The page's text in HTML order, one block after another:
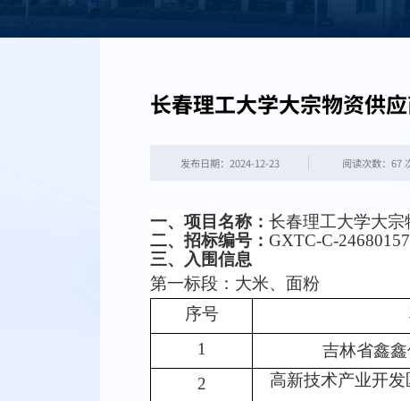
长春理工大学大宗物资供
发布日期：2024-12-23 阅读次数： 67
一、 项目名称： 长春理工大学大宗
二、招标编号： GXTC-C-24680157
三、入围信息
第一标段：大米、面粉
序号
1
吉林省鑫
2
高新技术产业开